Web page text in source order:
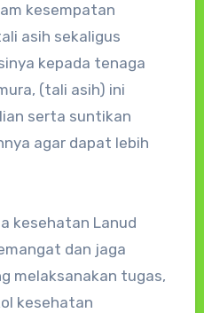
kesempatan
asih sekaligus
kepada tenaga
(tali asih) ini
serta suntikan
agar dapat lebih
kesehatan Lanud
dan jaga
melaksanakan tugas,
kesehatan